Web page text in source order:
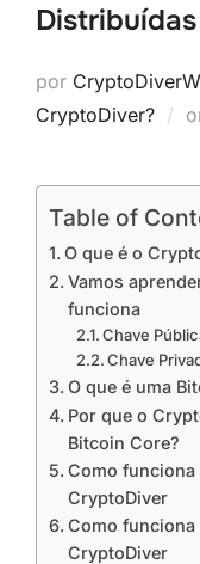
Distribuídas
por
CryptoDiver?
Table of
O que é o
Vamos
funciona
Chave
Chave
O que é uma
Por que o
Bitcoin Core?
Como funciona
CryptoDiver
Como funciona
CryptoDiver